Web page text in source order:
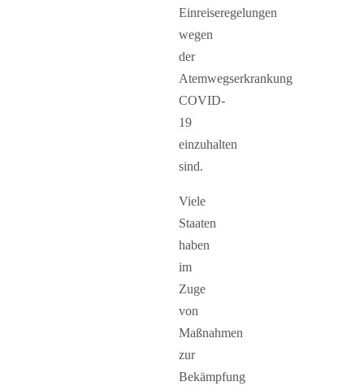
Einreiseregelungen
wegen
der
Atemwegserkrankung
COVID-
19
einzuhalten
sind.
Viele
Staaten
haben
im
Zuge
von
Maßnahmen
zur
Bekämpfung